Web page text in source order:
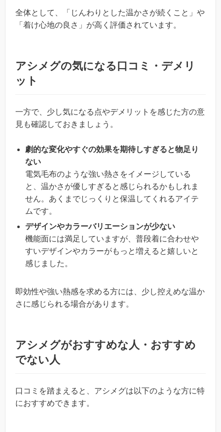
全体として、「じんわりとした温かさが続くこと」や
「着け心地の良さ」が高く評価されています。
アシメグの気になる口コミ・デメリ
ット
一方で、少し気になる点やデメリットを感じた方の意
見も確認しておきましょう。
劇的な変化やすぐの効果を期待しすぎると物足り
ない
電気毛布のような強い熱さをイメージしている
と、温かさが優しすぎると感じられるかもしれま
せん。あくまでじっくりと保温してくれるアイテ
ムです。
デザインやカラーバリエーションが少ない
機能面には満足していますが、普段着に合わせや
すいデザインやカラーがもっと増えると嬉しいと
感じました。
即効性や強い熱感を求める方には、少し控えめな温か
さに感じられる場合があります。
アシメグがおすすめな人・おすすめ
でない人
口コミを踏まえると、アシメグは以下のような方に特
におすすめできます。